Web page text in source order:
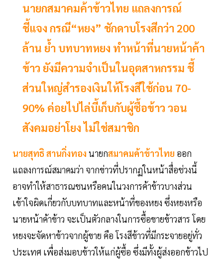
นายกสมาคมค้าข้าวไทย แถลงการณ์
ชี้แจง กรณี“หยง” ชักดาบโรงสีกว่า 200
ล้าน ย้ำ บทบาทหยง ทำหน้าที่นายหน้าค้า
ข้าว ยังมีความจำเป็นในอุตสาหกรรม ชี้
ส่วนใหญ่สำรองเงินให้โรงสีใช้ก่อน 70-
90% ค่อยไปไล่บี้เก็บกับผู้ซื้อข้าว วอน
สังคมอย่าโยง ไม่ใช่สมาชิก
นายสุทธิ สานกิ่งทอง นายกสมาคมค้าข้าวไทย ออก
แถลงการณ์สมาคมว่า จากข่าวที่ปรากฏในหน้าสื่อช่วงนี้
อาจทำให้สาธารณชนหรือคนในวงการค้าข้าวบางส่วน
เข้าใจผิดเกี่ยวกับบทบาทและหน้าที่ของหยง ซึ่งหยงหรือ
นายหน้าค้าข้าว จะเป็นตัวกลางในการซื้อขายข้าวสาร โดย
หยงจะจัดหาข้าวจากผู้ขาย คือ โรงสีข้าวที่มีกระจายอยู่ทั่ว
ประเทศ เพื่อส่งมอบข้าวให้แก่ผู้ซื้อ ซึ่งมีทั้งผู้ส่งออกข้าวไป